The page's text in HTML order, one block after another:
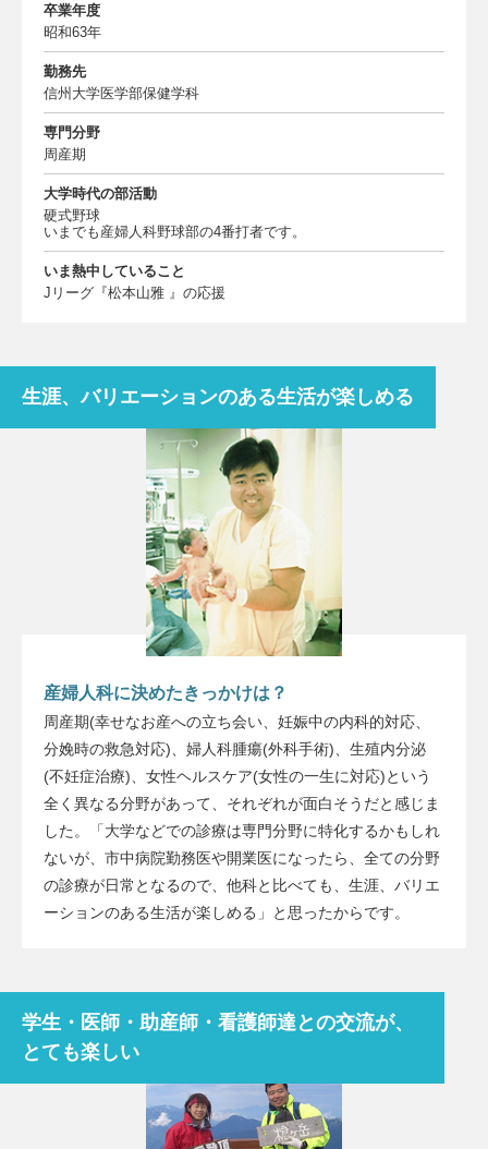
卒業年度
昭和63年
勤務先
信州大学医学部保健学科
専門分野
周産期
大学時代の部活動
硬式野球
いまでも産婦人科野球部の4番打者です。
いま熱中していること
Jリーグ『松本山雅 』の応援
生涯、バリエーションのある生活が楽しめる
産婦人科に決めたきっかけは？
周産期(幸せなお産への立ち会い、妊娠中の内科的対応、
分娩時の救急対応)、婦人科腫瘍(外科手術)、生殖内分泌
(不妊症治療)、女性ヘルスケア(女性の一生に対応)という
全く異なる分野があって、それぞれが面白そうだと感じま
した。「大学などでの診療は専門分野に特化するかもしれ
ないが、市中病院勤務医や開業医になったら、全ての分野
の診療が日常となるので、他科と比べても、生涯、バリエ
ーションのある生活が楽しめる」と思ったからです。
学生・医師・助産師・看護師達との交流が、
とても楽しい